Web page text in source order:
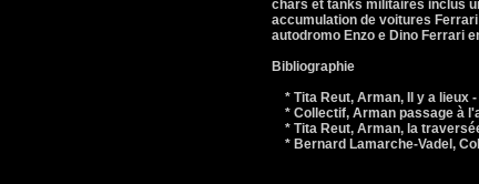
chars et tanks militaires inclus
accumulation de voitures
autodromo Enzo e Dino Ferrari
Bibliographie
* Tita Reut, Arman, Il y a lieux
* Collectif, Arman passage à
* Tita Reut, Arman, la
* Bernard Lamarche-Vadel,